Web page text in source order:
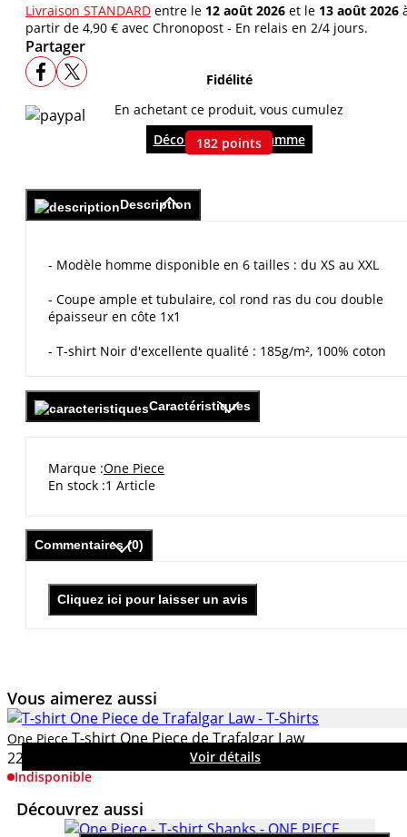
Livraison STANDARD entre le 12 août 2026 et le 13 août 2026
partir de 4,90 € avec Chronopost - En relais en 2/4 jours.
Partager
Fidélité
En achetant ce produit, vous cumulez
182 points
Découvrir le programme
Description
- Modèle homme disponible en 6 tailles : du XS au XXL
- Coupe ample et tubulaire, col rond ras du cou double
épaisseur en côte 1x1
- T-shirt Noir d'excellente qualité : 185g/m², 100% coton
Caractéristiques
Marque One Piece
En stock 1 Article
Commentaires (0)
Cliquez ici pour laisser un avis
Vous aimerez aussi
Voir détails
One PieceT-shirt One Piece de Trafalgar Law
22,95 €
Indisponible
Découvrez aussi